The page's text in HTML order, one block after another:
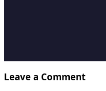
Leave a Comment